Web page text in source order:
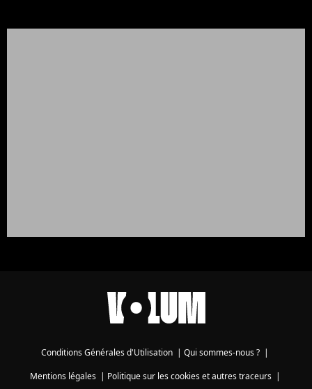
Conditions Générales d'Utilisation | Qui sommes-nous ? |
Mentions légales| Politique sur les cookies et autres traceurs|